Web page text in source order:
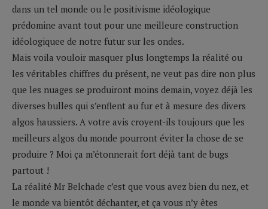
dans un tel monde ou le positivisme idéologique
prédomine avant tout pour une meilleure construction
idéologiquee de notre futur sur les ondes.
Mais voila vouloir masquer plus longtemps la réalité ou
les véritables chiffres du présent, ne veut pas dire non plus
que les nuages se produiront moins demain, voyez déjà les
diverses bulles qui s’enflent au fur et à mesure des divers
algos haussiers. A votre avis croyent-ils toujours que les
meilleurs algos du monde pourront éviter la chose de se
produire ? Moi ça m’étonnerait fort déjà tant de bugs
partout !
La réalité Mr Belchade c’est que vous avez bien du nez, et
le monde va bientôt déchanter, et ça vous n’y êtes